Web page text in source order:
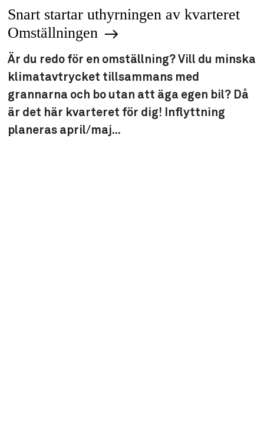
Snart startar uthyrningen av kvarteret
Omställningen
Är du redo för en omställning? Vill du minska
klimatavtrycket tillsammans med
grannarna och bo utan att äga egen bil? Då
är det här kvarteret för dig! Inflyttning
planeras april/maj...